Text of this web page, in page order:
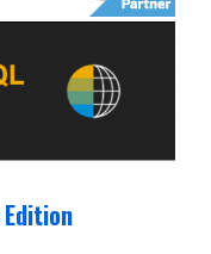
Edition